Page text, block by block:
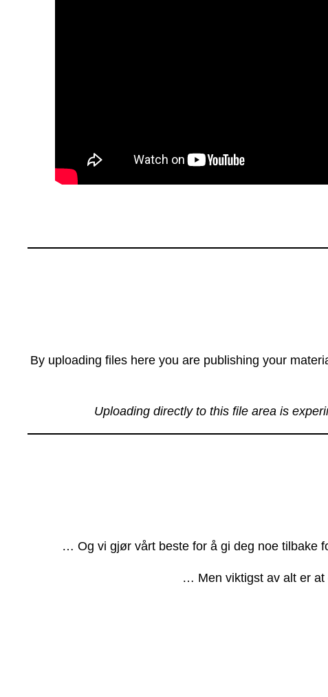
By uploading files here you are publishing your
Uploading directly to this file area is
… Og vi gjør vårt beste for å gi deg noe tilbake
… Men viktigst av alt er at